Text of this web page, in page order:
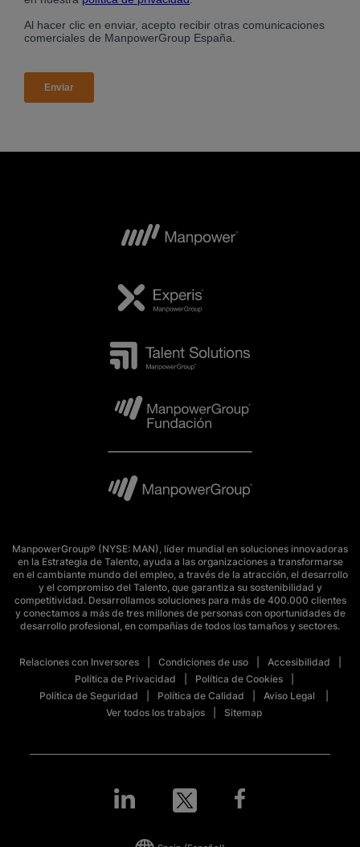
ManpowerGroup® (NYSE: MAN), líder mundial en soluciones innovadoras
en la Estrategia de Talento, ayuda a las organizaciones a transformarse
en el cambiante mundo del empleo, a través de la atracción, el desarrollo
y el compromiso del Talento, que garantiza su sostenibilidad y
competitividad. Desarrollamos soluciones para más de 400.000 clientes
y conectamos a más de tres millones de personas con oportunidades de
desarrollo profesional, en compañías de todos los tamaños y sectores.
Relaciones con Inversores Condiciones de uso
Accesibilidad
Política de Privacidad
Política de Cookies
Política de Seguridad
Política de Calidad
Aviso Legal
Ver todos los trabajos
Sitemap